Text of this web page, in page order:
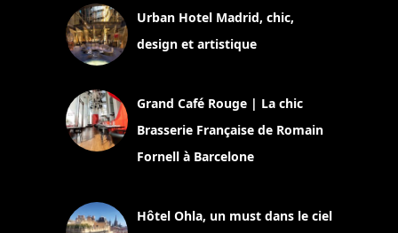
Urban Hotel Madrid, chic,
design et artistique
Grand Café Rouge | La chic
Brasserie Française de Romain
Fornell à Barcelone
Hôtel Ohla, un must dans le ciel